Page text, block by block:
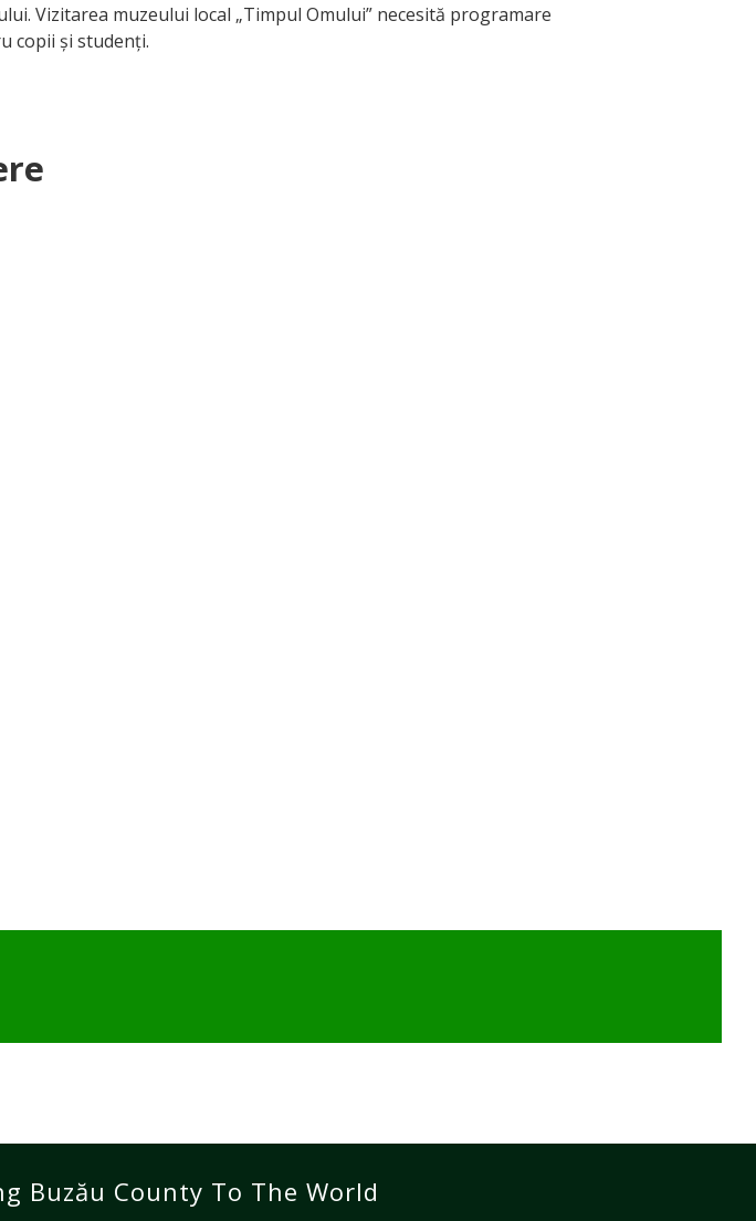
Vizitarea muzeului local „Timpul Omului” necesită programare
copii și studenți.
Buzău County To The World